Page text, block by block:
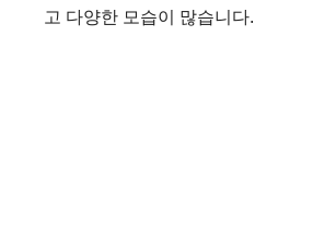
o
고 다양한 모습이 많습니다.